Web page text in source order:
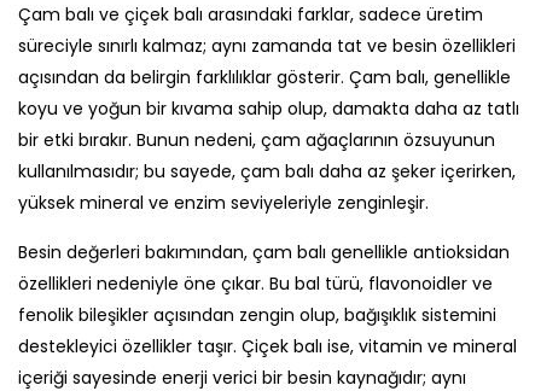
Çam balı ve çiçek balı arasındaki farklar, sadece üretim
süreciyle sınırlı kalmaz; aynı zamanda tat ve besin özellikleri
açısından da belirgin farklılıklar gösterir. Çam balı, genellikle
koyu ve yoğun bir kıvama sahip olup, damakta daha az tatlı
bir etki bırakır. Bunun nedeni, çam ağaçlarının özsuyunun
kullanılmasıdır; bu sayede, çam balı daha az şeker içerirken,
yüksek mineral ve enzim seviyeleriyle zenginleşir.
Besin değerleri bakımından, çam balı genellikle antioksidan
özellikleri nedeniyle öne çıkar. Bu bal türü, flavonoidler ve
fenolik bileşikler açısından zengin olup, bağışıklık sistemini
destekleyici özellikler taşır. Çiçek balı ise, vitamin ve mineral
içeriği sayesinde enerji verici bir besin kaynağıdır; aynı